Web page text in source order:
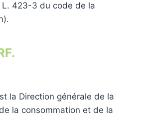
L. 423-3 du code de la
la Direction générale de la
la consommation et de la